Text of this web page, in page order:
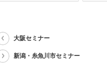
大阪セミナー
新潟・糸魚川市セミナー